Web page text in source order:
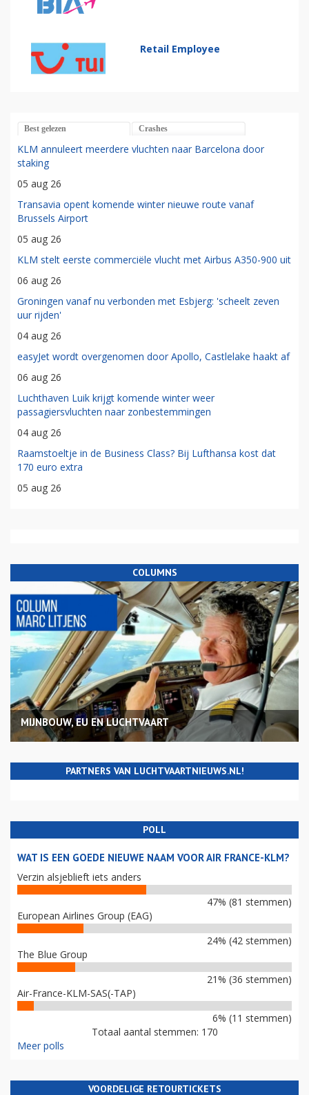
Retail Employee
Best gelezen Crashes
KLM annuleert meerdere vluchten naar Barcelona door
staking
05 aug 26
Transavia opent komende winter nieuwe route vanaf
Brussels Airport
05 aug 26
KLM stelt eerste commerciële vlucht met Airbus A350-900 uit
06 aug 26
Groningen vanaf nu verbonden met Esbjerg: 'scheelt zeven
uur rijden'
04 aug 26
easyJet wordt overgenomen door Apollo, Castlelake haakt af
06 aug 26
Luchthaven Luik krijgt komende winter weer
passagiersvluchten naar zonbestemmingen
04 aug 26
Raamstoeltje in de Business Class? Bij Lufthansa kost dat
170 euro extra
05 aug 26
COLUMNS
MIJNBOUW, EU EN LUCHTVAART
PARTNERS VAN LUCHTVAARTNIEUWS.NL!
POLL
WAT IS EEN GOEDE NIEUWE NAAM VOOR AIR FRANCE-KLM?
Verzin alsjeblieft iets anders
47% (81 stemmen)
European Airlines Group (EAG)
24% (42 stemmen)
The Blue Group
21% (36 stemmen)
Air-France-KLM-SAS(-TAP)
6% (11 stemmen)
Totaal aantal stemmen: 170
Meer polls
VOORDELIGE RETOURTICKETS